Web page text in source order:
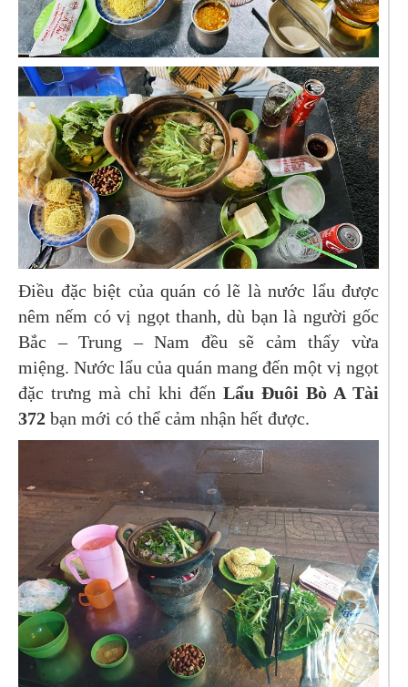
Điều đặc biệt của quán có lẽ là nước lẩu được
nêm nếm có vị ngọt thanh, dù bạn là người gốc
Bắc – Trung – Nam đều sẽ cảm thấy vừa
miệng. Nước lẩu của quán mang đến một vị ngọt
đặc trưng mà chỉ khi đến Lẩu Đuôi Bò A Tài
372 bạn mới có thể cảm nhận hết được.